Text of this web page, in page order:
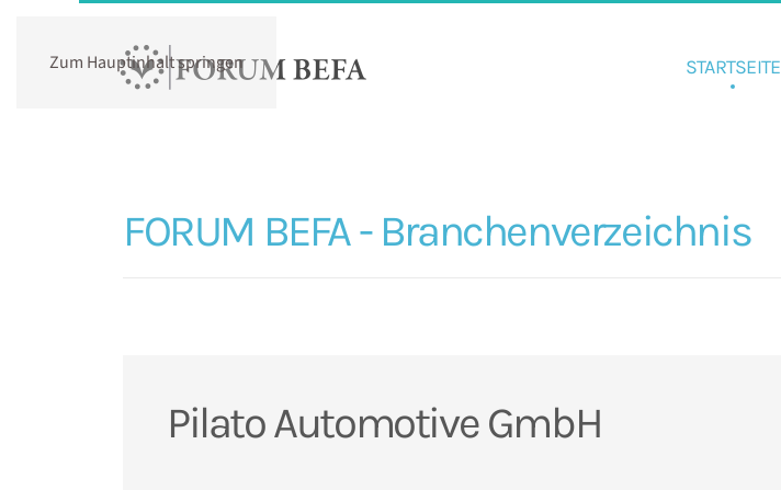
Zum Hauptinhalt springen STARTSEITE
FORUM BEFA - Branchenverzeichnis
Pilato Automotive GmbH